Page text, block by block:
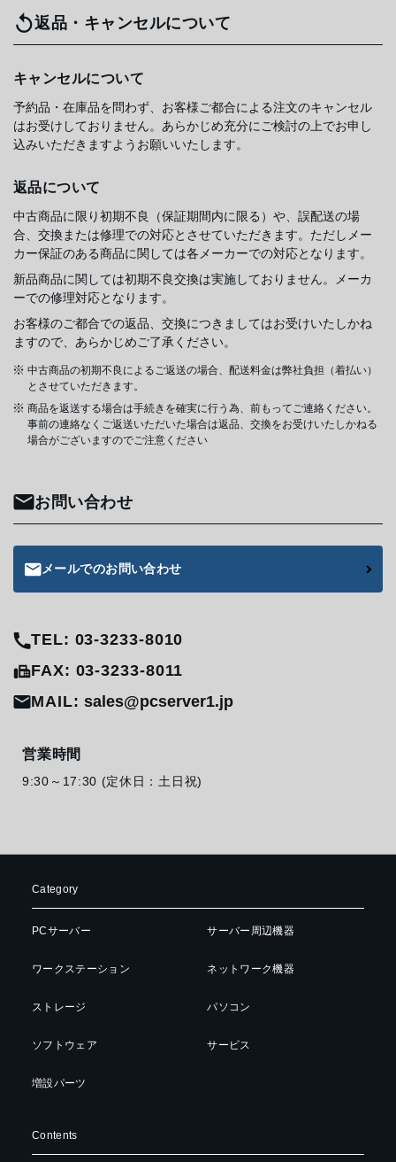
返品・キャンセルについて
キャンセルについて
予約品・在庫品を問わず、お客様ご都合による注文のキャンセル
はお受けしておりません。あらかじめ充分にご検討の上でお申し
込みいただきますようお願いいたします。
返品について
中古商品に限り初期不良（保証期間内に限る）や、誤配送の場
合、交換または修理での対応とさせていただきます。ただしメー
カー保証のある商品に関しては各メーカーでの対応となります。
新品商品に関しては初期不良交換は実施しておりません。メーカ
ーでの修理対応となります。
お客様のご都合での返品、交換につきましてはお受けいたしかね
ますので、あらかじめご了承ください。
中古商品の初期不良によるご返送の場合、配送料金は弊社負担（着払い）
とさせていただきます。
商品を返送する場合は手続きを確実に行う為、前もってご連絡ください。
事前の連絡なくご返送いただいた場合は返品、交換をお受けいたしかねる
場合がございますのでご注意ください
お問い合わせ
メールでのお問い合わせ
TEL: 03-3233-8010
FAX: 03-3233-8011
MAIL:sales@pcserver1.jp
営業時間
9:30～17:30 (定休日：土日祝)
Category
PCサーバー
ワークステーション
ストレージ
ソフトウェア
増設パーツ
サーバー周辺機器
ネットワーク機器
パソコン
サービス
Contents